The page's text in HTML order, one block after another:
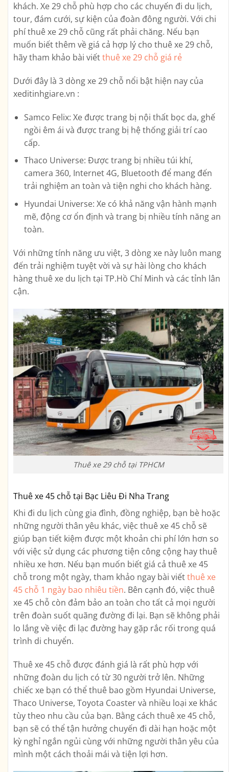
khách. Xe 29 chỗ phù hợp cho các chuyến đi du lịch,
tour, đám cưới, sự kiện của đoàn đông người. Với chi
phí thuê xe 29 chỗ cũng rất phải chăng. Nếu bạn
muốn biết thêm về giá cả hợp lý cho thuê xe 29 chỗ,
hãy tham khảo bài viếtthuê xe 29 chỗ giá rẻ
Dưới đây là 3 dòng xe 29 chỗ nổi bật hiện nay của
xeditinhgiare.vn :
Samco Felix: Xe được trang bị nội thất bọc da, ghế
ngồi êm ái và được trang bị hệ thống giải trí cao
cấp.
Thaco Universe: Được trang bị nhiều túi khí,
camera 360, Internet 4G, Bluetooth để mang đến
trải nghiệm an toàn và tiện nghi cho khách hàng.
Hyundai Universe: Xe có khả năng vận hành mạnh
mẽ, động cơ ổn định và trang bị nhiều tính năng an
toàn.
Với những tính năng ưu việt, 3 dòng xe này luôn mang
đến trải nghiệm tuyệt vời và sự hài lòng cho khách
hàng thuê xe du lịch tại TP.Hồ Chí Minh và các tỉnh lân
cận.
Thuê xe 29 chỗ tại TPHCM
Thuê xe 45 chỗ tại Bạc Liêu Đi Nha Trang
Khi đi du lịch cùng gia đình, đồng nghiệp, bạn bè hoặc
những người thân yêu khác, việc thuê xe 45 chỗ sẽ
giúp bạn tiết kiệm được một khoản chi phí lớn hơn so
với việc sử dụng các phương tiện công cộng hay thuê
nhiều xe hơn. Nếu bạn muốn biết giá cả thuê xe 45
chỗ trong một ngày, tham khảo ngay bài viếtthuê xe
45 chỗ 1 ngày bao nhiêu tiền. Bên cạnh đó, việc thuê
xe 45 chỗ còn đảm bảo an toàn cho tất cả mọi người
trên đoàn suốt quãng đường đi lại. Bạn sẽ không phải
lo lắng về việc đi lạc đường hay gặp rắc rối trong quá
trình di chuyển.
Thuê xe 45 chỗ được đánh giá là rất phù hợp với
những đoàn du lịch có từ 30 người trở lên. Những
chiếc xe bạn có thể thuê bao gồm Hyundai Universe,
Thaco Universe, Toyota Coaster và nhiều loại xe khác
tùy theo nhu cầu của bạn. Bằng cách thuê xe 45 chỗ,
bạn sẽ có thể tận hưởng chuyến đi dài hạn hoặc một
kỳ nghỉ ngắn ngủi cùng với những người thân yêu của
mình một cách thoải mái và tiện lợi hơn.